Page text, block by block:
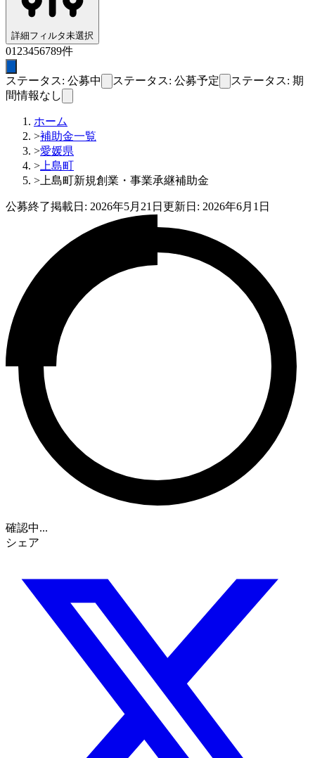
詳細フィルタ未選択
01 23456789件
ステータス: 公募中 ステータス: 公募予定
ステータス: 期
間情報なし
ホーム
>補助金一覧
>愛媛県
> 上島町
> 上島町新規創業・事業承継補助金
公募終了掲載日: 2026年5月21日 更新日: 2026年6月1日
確認中...
シェア